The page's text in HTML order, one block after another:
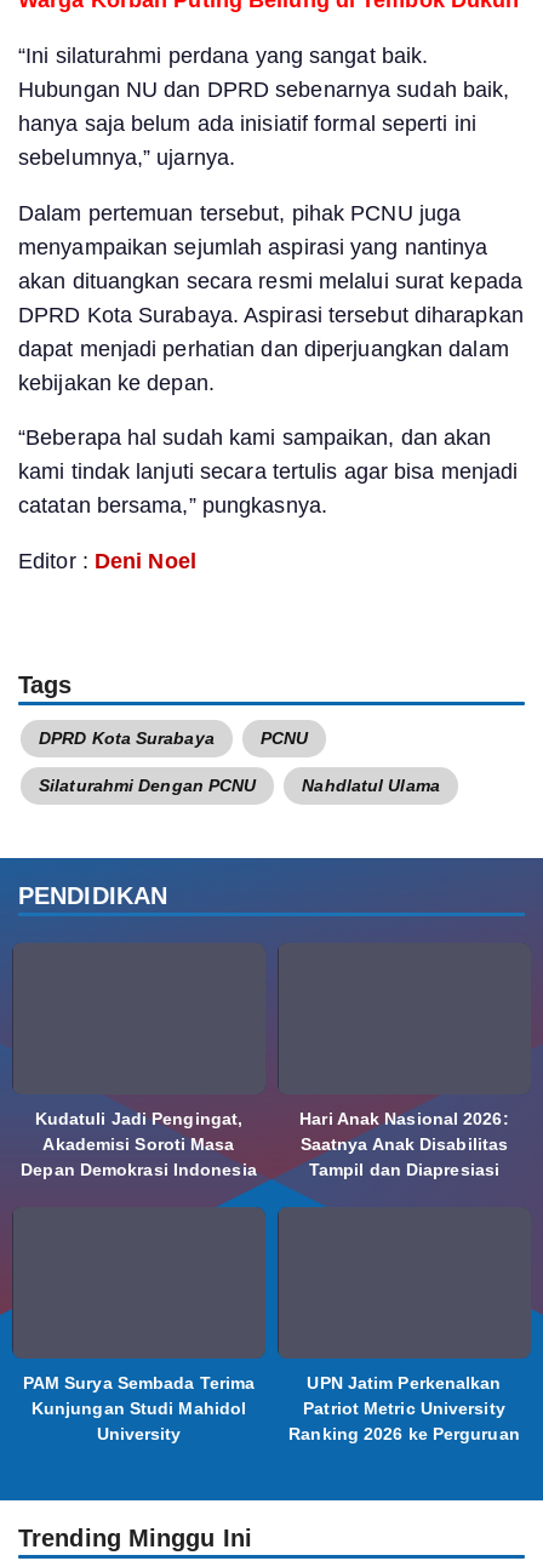
“Ini silaturahmi perdana yang sangat baik.
Hubungan NU dan DPRD sebenarnya sudah baik,
hanya saja belum ada inisiatif formal seperti ini
sebelumnya,” ujarnya.
Dalam pertemuan tersebut, pihak PCNU juga
menyampaikan sejumlah aspirasi yang nantinya
akan dituangkan secara resmi melalui surat kepada
DPRD Kota Surabaya. Aspirasi tersebut diharapkan
dapat menjadi perhatian dan diperjuangkan dalam
kebijakan ke depan.
“Beberapa hal sudah kami sampaikan, dan akan
kami tindak lanjuti secara tertulis agar bisa menjadi
catatan bersama,” pungkasnya.
Editor : Deni Noel
Tags
DPRD Kota Surabaya PCNU
Silaturahmi Dengan PCNU Nahdlatul Ulama
PENDIDIKAN
Kudatuli Jadi Pengingat,
Akademisi Soroti Masa
Depan Demokrasi Indonesia
Hari Anak Nasional 2026:
Saatnya Anak Disabilitas
Tampil dan Diapresiasi
PAM Surya Sembada Terima
Kunjungan Studi Mahidol
University
UPN Jatim Perkenalkan
Patriot Metric University
Ranking 2026 ke Perguruan
Trending Minggu Ini